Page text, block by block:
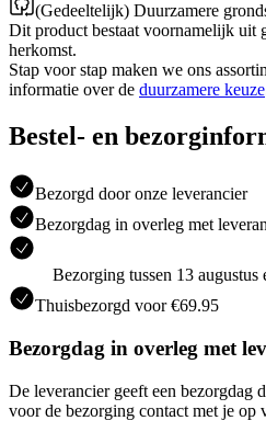
(Gedeeltelijk) Duurzamere
Dit product bestaat voornamelijk uit
herkomst.
Stap voor stap maken we ons
informatie over de duurzamere keuze
Bestel- en
Bezorgd door onze leverancier
Bezorgdag in overleg met
Bezorging tussen 13 augustus
Thuisbezorgd voor €69.95
Bezorgdag in overleg met
De leverancier geeft een bezorgdag
voor de bezorging contact met je op